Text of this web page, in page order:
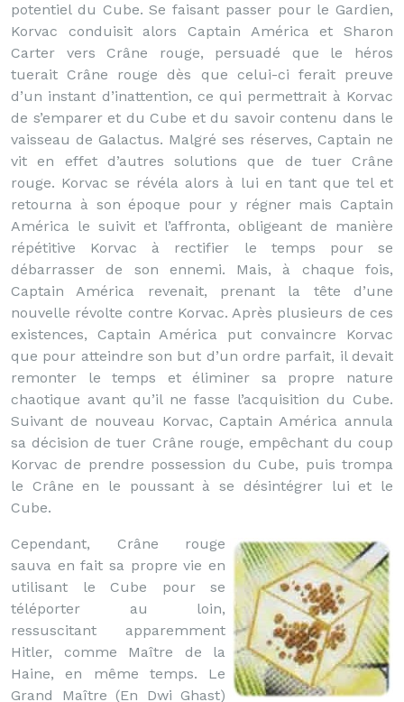
potentiel du Cube. Se faisant passer pour le Gardien,
Korvac conduisit alors Captain América et Sharon
Carter vers Crâne rouge, persuadé que le héros
tuerait Crâne rouge dès que celui-ci ferait preuve
d’un instant d’inattention, ce qui permettrait à Korvac
de s’emparer et du Cube et du savoir contenu dans le
vaisseau de Galactus. Malgré ses réserves, Captain ne
vit en effet d’autres solutions que de tuer Crâne
rouge. Korvac se révéla alors à lui en tant que tel et
retourna à son époque pour y régner mais Captain
América le suivit et l’affronta, obligeant de manière
répétitive Korvac à rectifier le temps pour se
débarrasser de son ennemi. Mais, à chaque fois,
Captain América revenait, prenant la tête d’une
nouvelle révolte contre Korvac. Après plusieurs de ces
existences, Captain América put convaincre Korvac
que pour atteindre son but d’un ordre parfait, il devait
remonter le temps et éliminer sa propre nature
chaotique avant qu’il ne fasse l’acquisition du Cube.
Suivant de nouveau Korvac, Captain América annula
sa décision de tuer Crâne rouge, empêchant du coup
Korvac de prendre possession du Cube, puis trompa
le Crâne en le poussant à se désintégrer lui et le
Cube.
Cependant, Crâne rouge
sauva en fait sa propre vie en
utilisant le Cube pour se
téléporter au loin,
ressuscitant apparemment
Hitler, comme Maître de la
Haine, en même temps. Le
Grand Maître (En Dwi Ghast)